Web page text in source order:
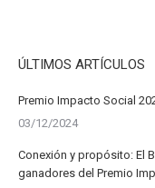
ÚLTIMOS ARTÍCULOS
Premio Impacto Social
03/12/2024
Conexión y propósito: El
ganadores del Premio